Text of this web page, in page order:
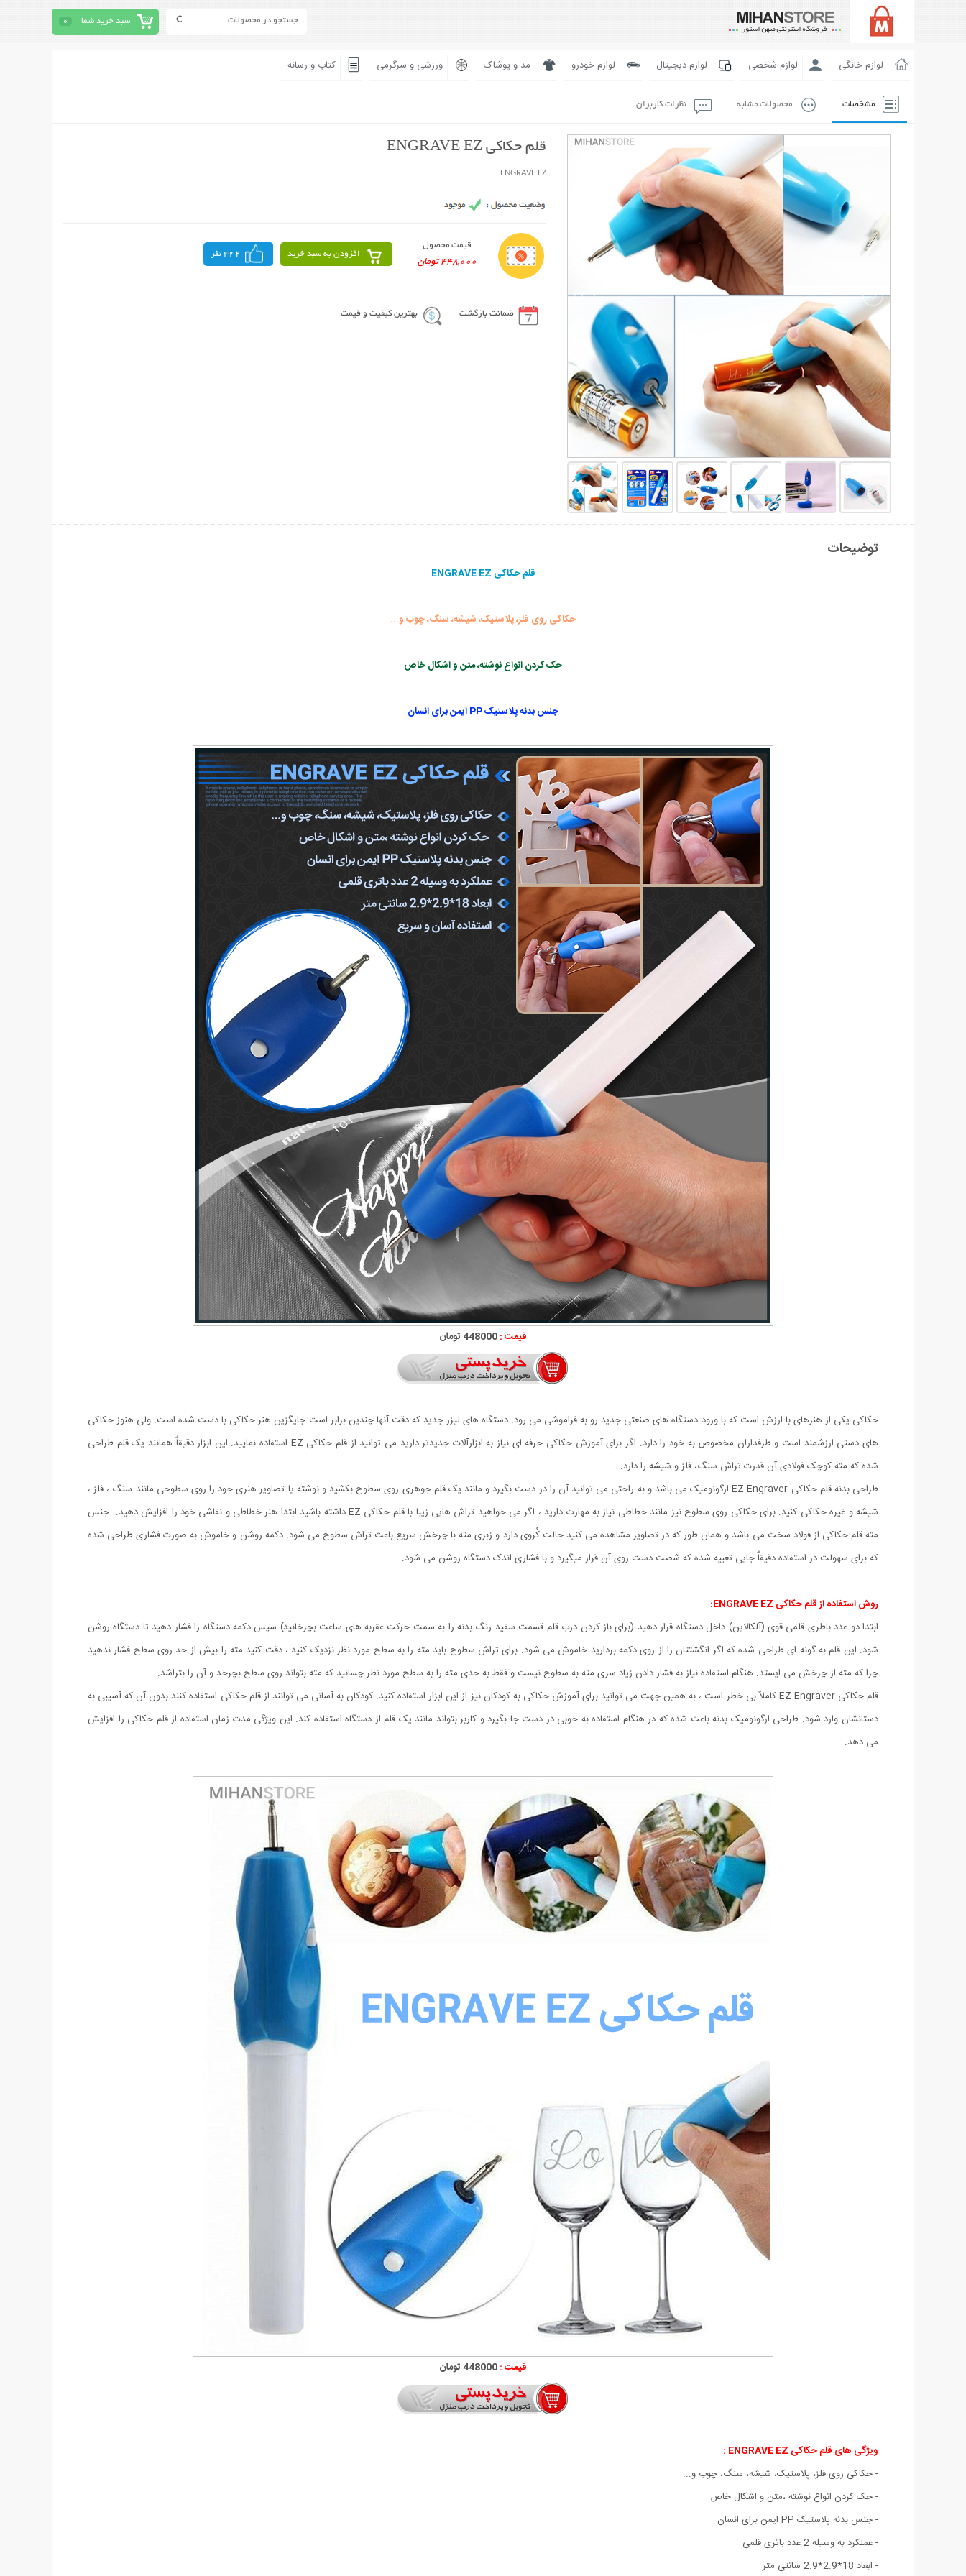
سبد خرید شما 0
لوازم خانگی لوازم شخصی لوازم دیجیتال لوازم خودرو مد و پوشاک ورزشی و سرگرمی کتاب و رسانه
مشخصات محصولات مشابه نظرات کاربران
قلم حکاکی ENGRAVE EZ
ENGRAVE EZ
قیمت محصول
448,000 تومان
افزودن به سبد خرید 442 نفر
ضمانت بازگشت بهترین کیفیت و قیمت
توضیحات
قلم حکاکی ENGRAVE EZ
حکاکی روی فلز، پلاستیک، شیشه، سنگ، چوب و...
حک کردن انواع نوشته، متن و اشکال خاص
جنس بدنه پلاستیک PP ایمن برای انسان
قیمت :448000 تومان
حکاکی یکی از هنرهای با ارزش است که با ورود دستگاه های صنعتی جدید رو به فراموشی می رود. دستگاه های لیزر جدید که دقت آنها چندین برابر است جایگزین هنر حکاکی با دست شده است. ولی هنوز حکاکی
های دستی ارزشمند است و طرفداران مخصوص به خود را دارد. اگر برای آموزش حکاکی حرفه ای نیاز به ابزارآلات جدیدتر دارید می توانید از قلم حکاکی EZ استفاده نمایید. این ابزار دقیقاٌ همانند یک قلم طراحی
شده که مته کوچک فولادی آن قدرت تراش سنگ، فلز و شیشه را دارد.
طراحی بدنه قلم حکاکی EZ Engraver ارگونومیک می باشد و به راحتی می توانید آن را در دست بگیرد و مانند یک قلم جوهری روی سطوح بکشید و نوشته یا تصاویر هنری خود را روی سطوحی مانند سنگ ، فلز ،
شیشه و غیره حکاکی کنید. برای حکاکی روی سطوح نیز مانند خطاطی نیاز به مهارت دارید ، اگر می خواهید تراش هایی زیبا با قلم حکاکی EZ داشته باشید ابتدا هنر خطاطی و نقاشی خود را افزایش دهید. جنس
مته قلم حکاکی از فولاد سخت می باشد و همان طور که در تصاویر مشاهده می کنید حالت کُروی دارد و زبری مته با چرخش سریع باعث تراش سطوح می شود. دکمه روشن و خاموش به صورت فشاری طراحی شده
که برای سهولت در استفاده دقیقاٌ جایی تعبیه شده که شصت دست روی آن قرار میگیرد و با فشاری اندک دستگاه روشن می شود.
روش استفاده از قلم حکاکی ENGRAVE EZ:
ابتدا دو عدد باطری قلمی قوی (آلکالاین) داخل دستگاه قرار دهید (برای باز کردن درب قلم قسمت سفید رنگ بدنه را به سمت حرکت عقربه های ساعت بچرخانید) سپس دکمه دستگاه را فشار دهید تا دستگاه روشن
شود. این قلم به گونه ای طراحی شده که اگر انگشتتان را از روی دکمه بردارید خاموش می شود. برای تراش سطوح باید مته را به سطح مورد نظر نزدیک کنید ، دقت کنید مته را بیش از حد روی سطح فشار ندهید
چرا که مته از چرخش می ایستد. هنگام استفاده نیاز به فشار دادن زیاد سری مته به سطوح نیست و فقط به حدی مته را به سطح مورد نظر چسانید که مته بتواند روی سطح بچرخد و آن را بتراشد.
قلم حکاکی EZ Engraver کاملاٌ بی خطر است ، به همین جهت می توانید برای آموزش حکاکی به کودکان نیز از این ابزار استفاده کنید. کودکان به آسانی می توانند از قلم حکاکی استفاده کنند بدون آن که آسیبی به
دستانشان وارد شود. طراحی ارگونومیک بدنه باعث شده که در هنگام استفاده به خوبی در دست جا بگیرد و کاربر بتواند مانند یک قلم از دستگاه استفاده کند. این ویژگی مدت زمان استفاده از قلم حکاکی را افزایش
می دهد.
قیمت :448000 تومان
ویژگی های قلم حکاکی ENGRAVE EZ
:
- حکاکی روی فلز، پلاستیک، شیشه، سنگ، چوب و...
- حک کردن انواع نوشته ،متن و اشکال خاص
- جنس بدنه پلاستیک PP ایمن برای انسان
- عملکرد به وسیله 2 عدد باتری قلمی
- ابعاد 18*2.9*2.9 سانتی متر